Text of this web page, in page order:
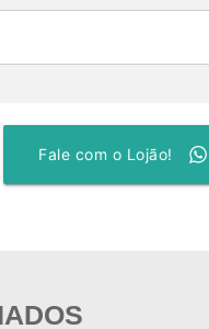
Fale com o Lojão!